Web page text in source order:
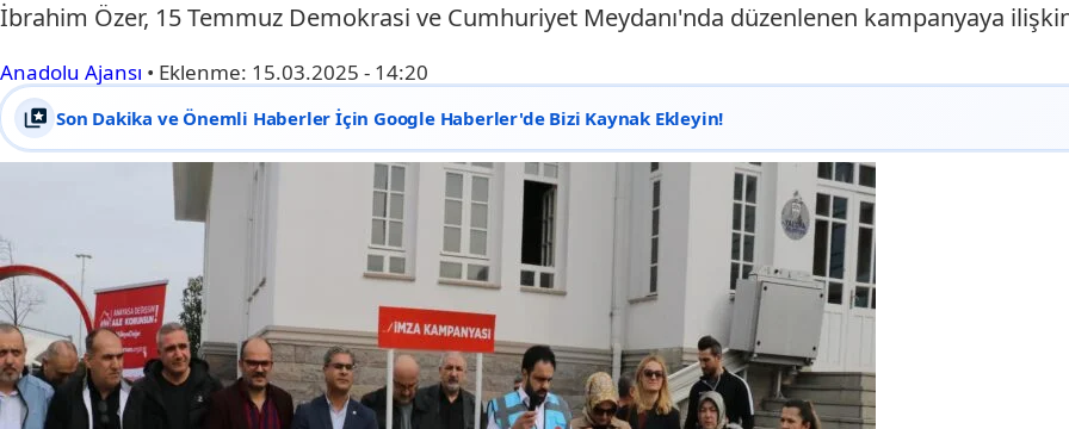
İbrahim Özer, 15 Temmuz Demokrasi ve Cumhuriyet Meydanı'nda düzenlenen kampanyaya
Anadolu Ajansı • Eklenme: 15.03.2025 - 14:20
Son Dakika ve Önemli Haberler İçin Google Haberler'de Bizi Kaynak Ekleyin!